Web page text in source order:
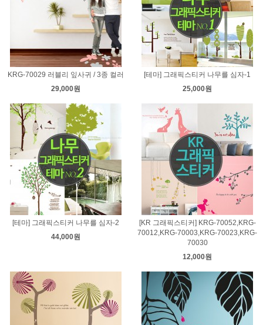
KRG-70029 러블리 잎사귀 / 3종 컬러
29,000원
[테마] 그래픽스티커 나무를 심자-1
25,000원
[테마] 그래픽스티커 나무를 심자-2
44,000원
[KR 그래픽스티커] KRG-70052,KRG-
70012,KRG-70003,KRG-70023,KRG-
70030
12,000원